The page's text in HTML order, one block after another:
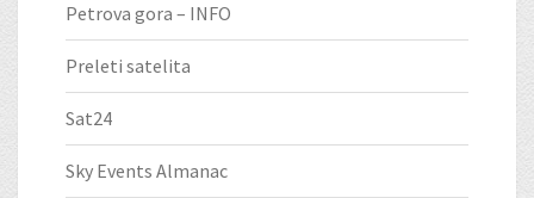
Petrova gora – INFO
Preleti satelita
Sat24
Sky Events Almanac